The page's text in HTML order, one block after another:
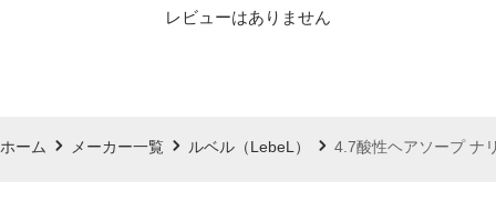
レビューはありません
ホーム メーカー一覧 ルベル（LebeL） 4.7酸性ヘアソープ ナ